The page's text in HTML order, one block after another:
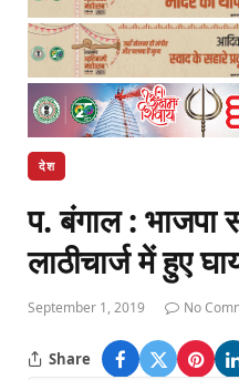
देश
प. बंगाल : भाजपा
लाठीचार्ज में हुए
September 1, 2019 No
Share